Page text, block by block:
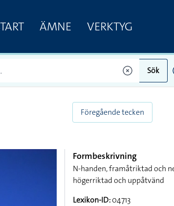
ÄMNE VERKTYG
Sök
Föregående tecken
Formbeskrivning
N-handen, framåtriktad och
högerriktad och uppåtvänd
Lexikon-ID:04713